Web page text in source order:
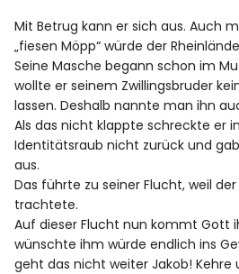
Newsletter
Impressum/Datenschutz
TwitterRSSInstagram
Spotify
Mit Betrug kann er sich aus. Auch
„fiesen Möpp“ würde der
Seine Masche begann schon im
wollte er seinem Zwillingsbruder
lassen. Deshalb nannte man ihn
Als das nicht klappte schreckte er
Identitätsraub nicht zurück und
aus.
Das führte zu seiner Flucht, weil
trachtete.
Auf dieser Flucht nun kommt Gott
wünschte ihm würde endlich ins
geht das nicht weiter Jakob! Kehre